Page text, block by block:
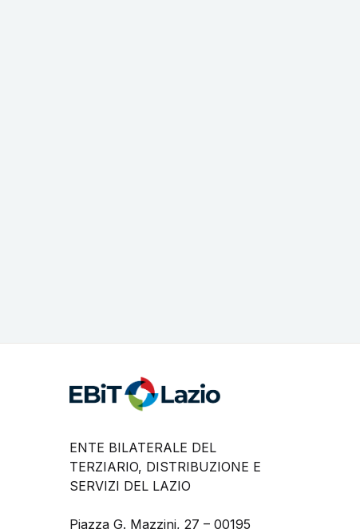
ENTE BILATERALE DEL
TERZIARIO, DISTRIBUZIONE E
SERVIZI DEL LAZIO
Piazza G. Mazzini, 27 – 00195